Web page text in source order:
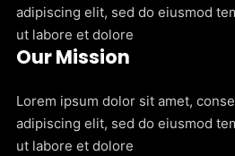
adipiscing elit, sed do eiusmod
ut labore et dolore
Our Mission
Lorem ipsum dolor sit amet,
adipiscing elit, sed do eiusmod
ut labore et dolore